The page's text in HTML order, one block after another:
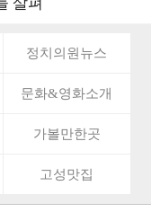
정치의원뉴스
문화&영화소개
가볼만한곳
고성맛집